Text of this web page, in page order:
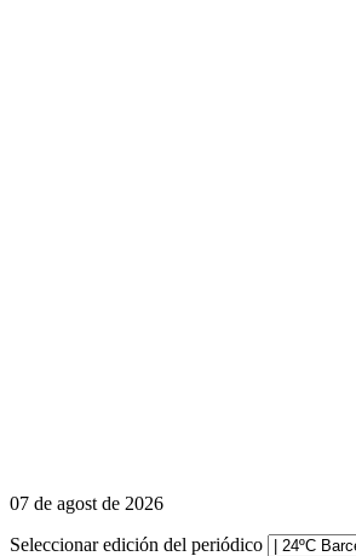
07 de agost de 2026
Seleccionar edición del periódico